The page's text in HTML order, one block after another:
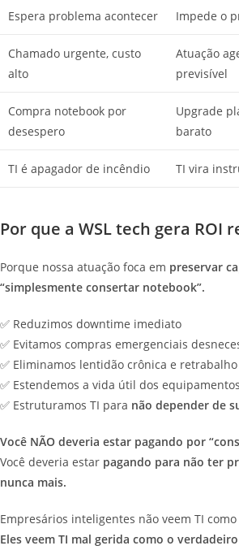
Espera problema acontecer Impede o
Chamado urgente, custo
alto
Atuação
previsível
Compra notebook por
desespero
Upgrade
barato
TI é apagador de incêndio TI vira
Por que a WSL tech gera ROI
Porque nossa atuação foca em preservar
“simplesmente consertar notebook”.
✅ Reduzimos downtime imediato
✅ Evitamos compras emergenciais
✅ Eliminamos lentidão crônica e retrabalho
✅ Estendemos a vida útil dos
✅ Estruturamos TI para não depender de
Você NÃO deveria estar pagando por
Você deveria estar pagando para não ter
nunca mais.
Empresários inteligentes não veem TI
Eles veem TI mal gerida como o